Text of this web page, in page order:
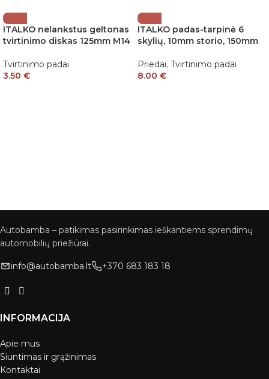
ITALKO nelankstus geltonas
tvirtinimo diskas 125mm M14
Tvirtinimo padai
3.50 €
ITALKO padas-tarpinė 6
skylių, 10mm storio, 150mm
Priedai, Tvirtinimo padai
8.00 €
Autobamba – patikimas pasirinkimas ieškantiems sprendimų
automobilių priežiūrai.
info@autobamba.lt +370 683 183 18
INFORMACIJA
Apie mus
Siuntimas ir grąžinimas
Kontaktai